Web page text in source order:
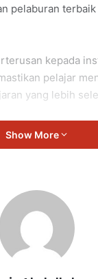
pelaburan
kepada
pelajar
yang lebih
dapat
pendidikan
Show More